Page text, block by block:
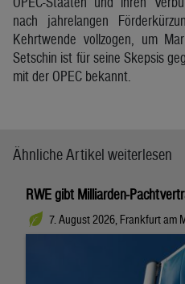
nach jahrelangen
Kehrtwende vollzogen, um
Setschin ist für seine Skepsis
mit der OPEC bekannt.
Ähnliche Artikel weiterlesen
RWE gibt Milliarden-
7. August 2026, Frankfurt am